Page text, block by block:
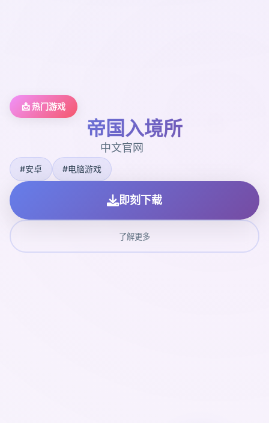
📩 热门游戏
帝国入境所
中文官网
#安卓 #电脑游戏
即刻下载
了解更多